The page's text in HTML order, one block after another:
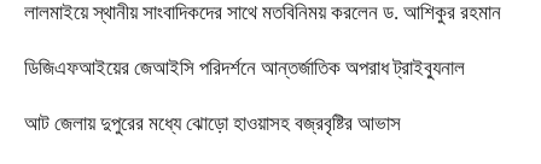
লালমাইয়ে স্থানীয় সাংবাদিকদের সাথে মতবিনিময় করলেন ড. আশিকুর রহমান
ডিজিএফআইয়ের জেআইসি পরিদর্শনে আন্তর্জাতিক অপরাধ ট্রাইব্যুনাল
আট জেলায় দুপুরের মধ্যে ঝোড়ো হাওয়াসহ বজ্রবৃষ্টির আভাস